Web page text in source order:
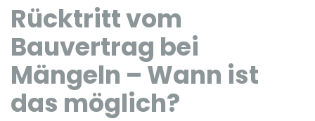
Rücktritt vom
Bauvertrag bei
Mängeln – Wann ist
das möglich?